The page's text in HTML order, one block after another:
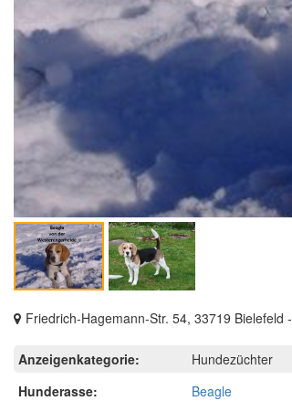
Friedrich-Hagemann-Str. 54, 33719
Anzeigenkategorie:
Hundezüchter
Hunderasse:
Beagle